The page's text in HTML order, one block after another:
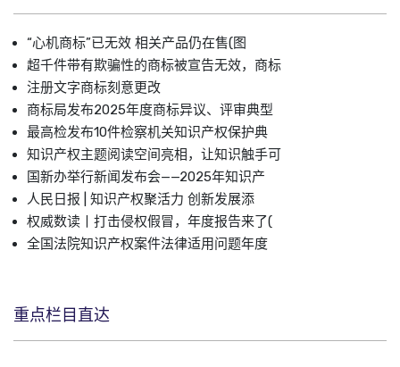
“心机商标”已无效 相关产品仍在售(图
超千件带有欺骗性的商标被宣告无效，商标
注册文字商标刻意更改
商标局发布2025年度商标异议、评审典型
最高检发布10件检察机关知识产权保护典
知识产权主题阅读空间亮相，让知识触手可
国新办举行新闻发布会——2025年知识产
人民日报 | 知识产权聚活力 创新发展添
权威数读丨打击侵权假冒，年度报告来了(
全国法院知识产权案件法律适用问题年度
重点栏目直达